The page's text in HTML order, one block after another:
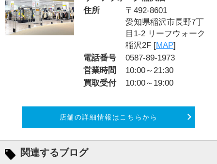
住所
〒492-8601
愛知県稲沢市長野7丁
目1-2 リーフウォーク
稲沢2F [MAP]
電話番号
0587-89-1973
営業時間
10:00～21:30
買取受付
10:00～19:00
店舗の詳細情報はこちらから
関連するブログ